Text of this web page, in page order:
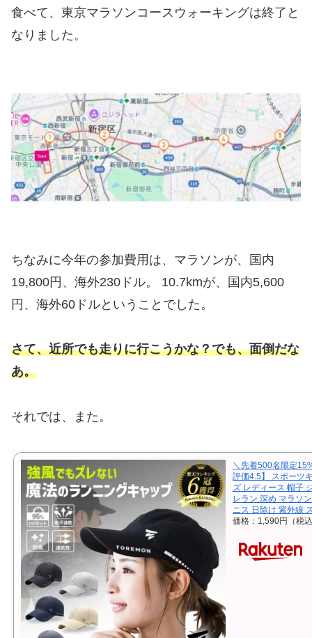
食べて、東京マラソンコースウォーキングは終了と
なりました。
ちなみに今年の参加費用は、マラソンが、国内
19,800円、海外230ドル。 10.7kmが、国内5,600
円、海外60ドルということでした。
さて、近所でも走りに行こうかな？でも、面倒だな
あ。
それでは、また。
＼先着500名限定
評価4.5】 スポーツ
ズ レディース 帽子
レラン 深め マラソ
ニス 日除け 紫外線
価格：1,590円（税